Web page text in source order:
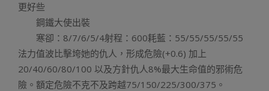
更好些
鋼鐵大使出裝
寒卻：8/7/6/5/4射程：600耗藍：55/55/55/55/55
法力值波比擊垮她的仇人，形成危險(+0.6) 加上
20/40/60/80/100 以及方針仇人8%最大生命值的邪術危
險。額定危險不克不及跨越75/150/225/300/375。